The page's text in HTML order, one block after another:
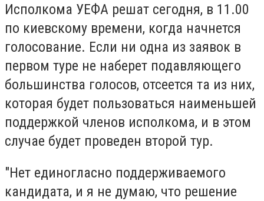
Исполкома УЕФА решат сегодня, в 11.00
по киевскому времени, когда начнется
голосование. Если ни одна из заявок в
первом туре не наберет подавляющего
большинства голосов, отсеется та из них,
которая будет пользоваться наименьшей
поддержкой членов исполкома, и в этом
случае будет проведен второй тур.
"Нет единогласно поддерживаемого
кандидата, и я не думаю, что решение